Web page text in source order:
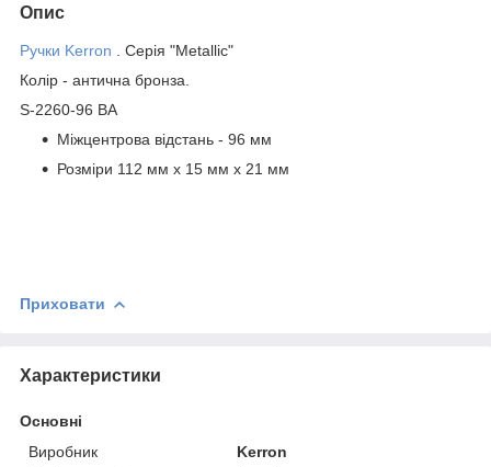
Опис
Ручки Kerron . Серія "Metallic"
Колір - антична бронза.
S-2260-96 ВА
Міжцентрова відстань - 96 мм
Розміри 112 мм х 15 мм х 21 мм
Приховати
Характеристики
Основні
Виробник
Kerron